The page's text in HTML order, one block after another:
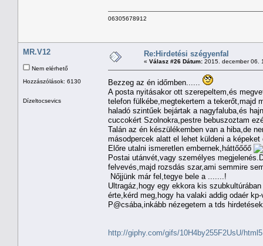
06305678912
MR.V12
Nem elérhető
Hozzászólások: 6130
Dízeltocsevics
Re:Hirdetési szégyenfal
« Válasz #26 Dátum: 2015. december 06.
Bezzeg az én időmben......
A posta nyitásakor ott szerepeltem,és
telefon fülkébe,megtekertem a
haladó szintűek bejártak a nagyfaluba,és
cuccokért Szolnokra,pestre bebuszoztam
Talán az én készülékemben van a hiba,de
másodpercek alatt el lehet küldeni a
Előre utalni ismeretlen embernek,háttőőőő
Postai utánvét,vagy személyes
felvevés,majd rozsdás szar,ami semmire
Nőjjünk már fel,tegye bele a .......!
Ultragáz,hogy egy ekkora kis
érte,kérd meg,hogy ha valaki addig odaér
P@csába,inkább nézegetem a tds
http://giphy.com/gifs/10H4by255F2UsU/html5